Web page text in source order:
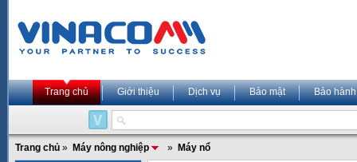
Trang chủ Giới thiệu Dịch vụ Bảo mật Bảo hành
Trang chủ » Máy nông nghiệp » Máy nổ